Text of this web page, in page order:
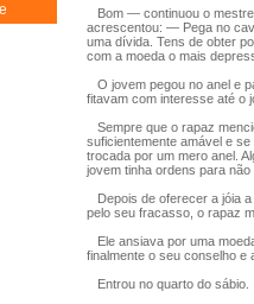
Bom — continuou o
acrescentou: — Pega no
uma dívida. Tens de obter
com a moeda o mais
O jovem pegou no anel e
fitavam com interesse até o
Sempre que o rapaz
suficientemente amável e
trocada por um mero anel.
jovem tinha ordens para
Depois de oferecer a jóia
pelo seu fracasso, o rapaz
Ele ansiava por uma
finalmente o seu conselho e
Entrou no quarto do sábio.